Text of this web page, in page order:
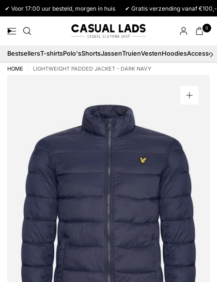
✔ Voor 17:00 uur besteld, morgen in huis ✔ Gratis verzending vanaf €100,-
0
BestsellersT-shirtsPolo'sShortsJassenTruienVestenHoodies
HOME / LIGHTWEIGHT PADDED JACKET - DARK NAVY